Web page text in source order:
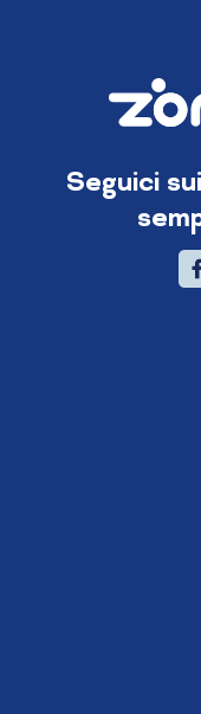
Seguici